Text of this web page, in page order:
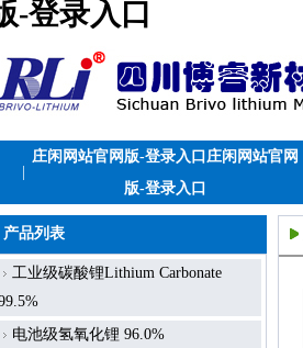
-登录入口
庄闲网站官网版-登录入口庄闲网站官网
版-登录入口
产品列表
工业级碳酸锂Lithium Carbonate
电池级氢氧化锂 96.0%